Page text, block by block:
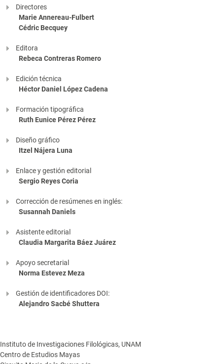
Directores
Marie Annereau-Fulbert
Cédric Becquey
Editora
Rebeca Contreras Romero
Edición técnica
Héctor Daniel López Cadena
Formación tipográfica
Ruth Eunice Pérez Pérez
Diseño gráfico
Itzel Nájera Luna
Enlace y gestión editorial
Sergio Reyes Coria
Corrección de resúmenes en inglés:
Susannah Daniels
Asistente editorial
Claudia Margarita Báez Juárez
Apoyo secretarial
Norma Estevez Meza
Gestión de identificadores DOI:
Alejandro Sacbé Shuttera
Instituto de Investigaciones Filológicas, UNAM
Centro de Estudios Mayas